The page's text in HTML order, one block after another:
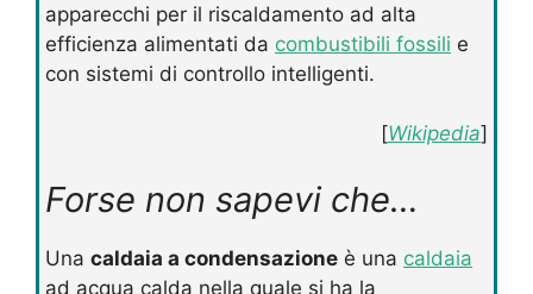
apparecchi per il riscaldamento ad alta
efficienza alimentati da combustibili fossili e
con sistemi di controllo intelligenti.
[Wikipedia]
Forse non sapevi che…
Una caldaia a condensazione è una caldaia
ad acqua calda nella quale si ha la